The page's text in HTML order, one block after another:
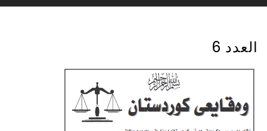
العدد 6